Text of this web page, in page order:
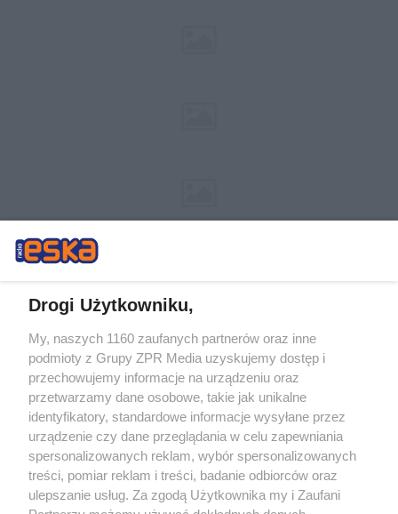
Żaden utwór zamieszczony w serwisie nie może być powielany i
rozpowszechniany lub dalej rozpowszechniany w jakikolwiek sposób (w
tym także elektroniczny lub mechaniczny) na jakimkolwiek polu
eksploatacji w jakiejkolwiek formie, włącznie z umieszczaniem w Internecie
bez pisemnej zgody właściciela praw. Jakiekolwiek użycie lub
wykorzystanie utworów w całości lub w części z naruszeniem prawa, tzn.
bez właściwej zgody, jest zabronione pod groźbą kary i może być ścigane
prawnie.
Drogi Użytkowniku,
My, naszych 1160 zaufanych partnerów oraz inne
podmioty z Grupy ZPR Media uzyskujemy dostęp i
przechowujemy informacje na urządzeniu oraz
przetwarzamy dane osobowe, takie jak unikalne
identyfikatory, standardowe informacje wysyłane przez
urządzenie czy dane przeglądania w celu zapewniania
spersonalizowanych reklam, wybór spersonalizowanych
treści, pomiar reklam i treści, badanie odbiorców oraz
ulepszanie usług. Za zgodą Użytkownika my i Zaufani